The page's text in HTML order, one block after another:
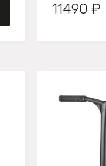
11490 ₽